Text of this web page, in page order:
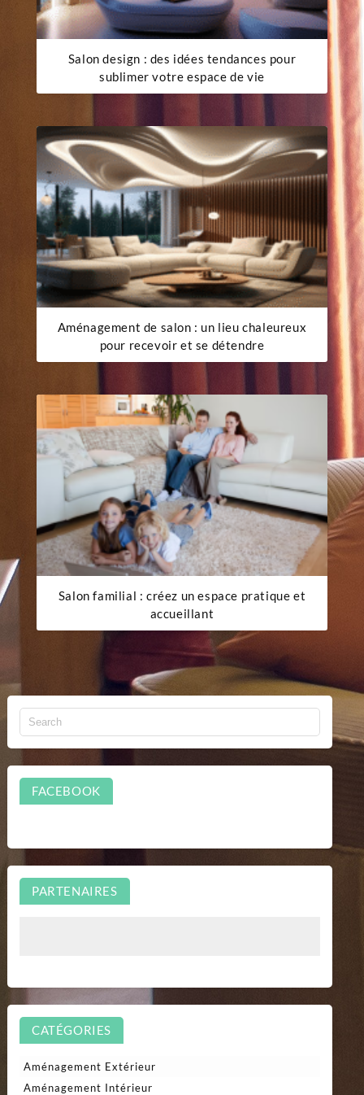
Salon design : des idées tendances pour
sublimer votre espace de vie
Aménagement de salon : un lieu chaleureux
pour recevoir et se détendre
Salon familial : créez un espace pratique et
accueillant
FACEBOOK
PARTENAIRES
CATÉGORIES
Aménagement Extérieur
Aménagement Intérieur